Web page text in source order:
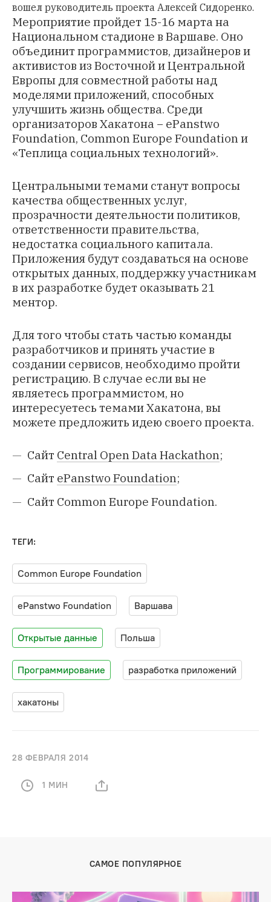
вошел руководитель проекта Алексей Сидоренко.
Мероприятие пройдет 15-16 марта на
Национальном стадионе в Варшаве. Оно
объединит программистов, дизайнеров и
активистов из Восточной и Центральной
Европы для совместной работы над
моделями приложений, способных
улучшить жизнь общества. Среди
организаторов Хакатона − ePanstwo
Foundation, Common Europe Foundation и
«Теплица социальных технологий».
Центральными темами станут вопросы
качества общественных услуг,
прозрачности деятельности политиков,
ответственности правительства,
недостатка социального капитала.
Приложения будут создаваться на основе
открытых данных, поддержку участникам
в их разработке будет оказывать 21
ментор.
Для того чтобы стать частью команды
разработчиков и принять участие в
создании сервисов, необходимо пройти
регистрацию. В случае если вы не
являетесь программистом, но
интересуетесь темами Хакатона, вы
можете предложить идею своего проекта.
Сайт Central Open Data Hackathon;
Сайт ePanstwo Foundation;
Сайт Common Europe Foundation.
ТЕГИ:
Common Europe Foundation
ePanstwo Foundation Варшава
Открытые данные Польша
Программирование разработка приложений
хакатоны
28 ФЕВРАЛЯ 2014
1 МИН
САМОЕ ПОПУЛЯРНОЕ